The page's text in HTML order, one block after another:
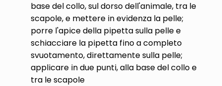
base del collo, sul dorso dell'animale, tra le
scapole, e mettere in evidenza la pelle;
porre l'apice della pipetta sulla pelle e
schiacciare la pipetta fino a completo
svuotamento, direttamente sulla pelle;
applicare in due punti, alla base del collo e
tra le scapole